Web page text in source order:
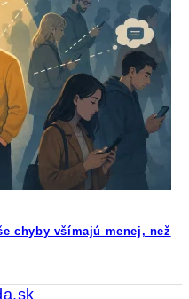
chyby všímajú menej, než